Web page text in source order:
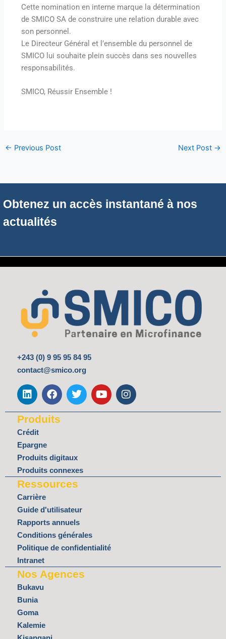
Cette nomination en interne marque la détermination
de SMICO SA de construire une relation durable avec
son personnel.
Le Directeur Général et l’ensemble du personnel de
SMICO lui souhaite plein succès dans ses nouvelles
responsabilités.
SMICO, Réussir Ensemble !
← Previous Post Next Post →
Obtenez un accès instantané à nos
actualités
+243 (0) 9 95 95 84 95
contact@smico.org
i
n
k
e
d
i
n
a
c
e
b
k
w
i
t
o
u
t
n
s
t
Produits
Crédit
Epargne
Produits digitaux
Produits connexes
Ressources
Carrière
Guide d'utilisateur
Rapports annuels
Conditions générales
Politique de confidentialité
Intranet
Nos Agences
Bukavu
Bunia
Goma
Kalemie